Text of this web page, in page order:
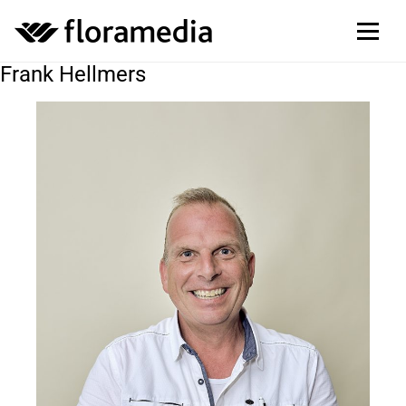
Frank Hellmers